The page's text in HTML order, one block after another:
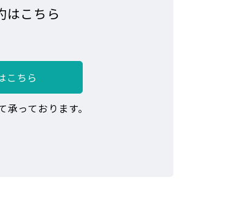
はこちら
こちら
っております。